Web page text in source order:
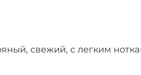
свежий, с легким